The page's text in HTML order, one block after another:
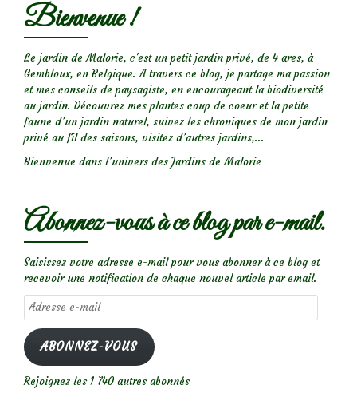
Bienvenue !
Le jardin de Malorie, c'est un petit jardin privé, de 4 ares, à
Gembloux, en Belgique. A travers ce blog, je partage ma passion
et mes conseils de paysagiste, en encourageant la biodiversité
au jardin. Découvrez mes plantes coup de coeur et la petite
faune d’un jardin naturel, suivez les chroniques de mon jardin
privé au fil des saisons, visitez d’autres jardins,...
Bienvenue dans l’univers des Jardins de Malorie
Abonnez-vous à ce blog par e-mail.
Saisissez votre adresse e-mail pour vous abonner à ce blog et
recevoir une notification de chaque nouvel article par email.
Adresse
e-
mail
ABONNEZ-VOUS
Rejoignez les 1 740 autres abonnés